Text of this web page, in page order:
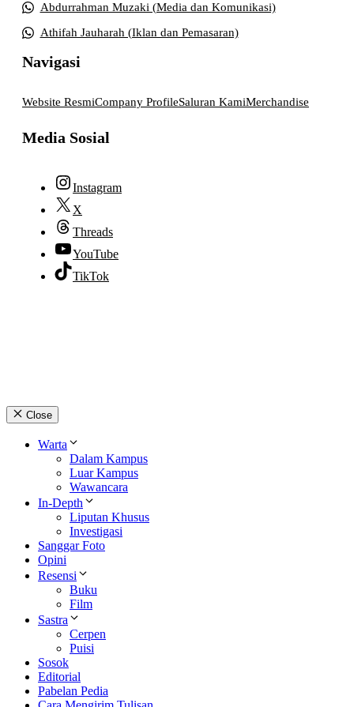
Abdurrahman Muzaki (Media dan Komunikasi)
Athifah Jauharah (Iklan dan Pemasaran)
Navigasi
Website ResmiCompany ProfileSaluran KamiMerchandise
Media Sosial
Instagram
X
Threads
YouTube
TikTok
Close
Warta
Dalam Kampus
Luar Kampus
Wawancara
In-Depth
Liputan Khusus
Investigasi
Sanggar Foto
Opini
Resensi
Buku
Film
Sastra
Cerpen
Puisi
Sosok
Editorial
Pabelan Pedia